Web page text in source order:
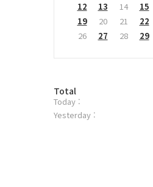
12
13 14 15
19
20 21 22
26
27 28 29
방
문
자
Total
Today :
Yesterday :